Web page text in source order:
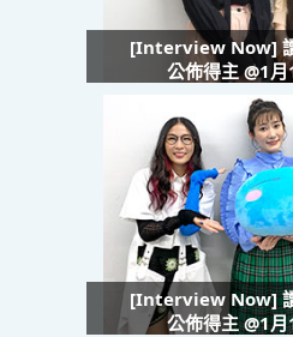
[Interview Now] 讀
公佈得主 @1月
[Interview Now]
公佈得主 @1月